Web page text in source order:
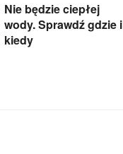
Nie będzie ciepłej
wody. Sprawdź gdzie i
kiedy